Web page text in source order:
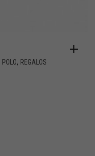
POLO, REGALOS